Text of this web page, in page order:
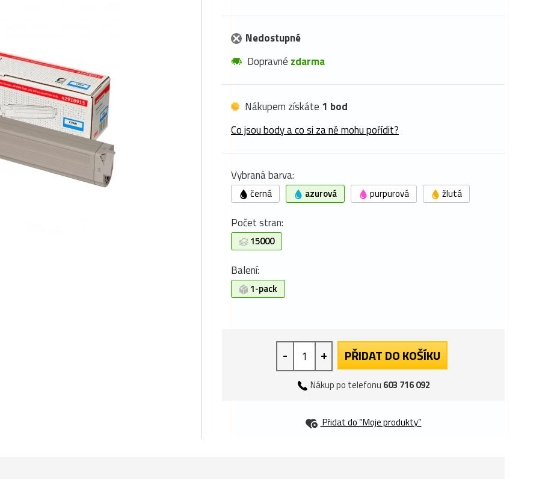
Nedostupné
Dopravné zdarma
Nákupem získáte 1 bod
Co jsou body a co si za ně mohu pořídit?
Vybraná barva:
černá azurová purpurová žlutá
Počet stran:
15000
Balení:
1-pack
- + PŘIDAT DO KOŠÍKU
Nákup po telefonu 603 716 092
Přidat do “Moje produkty”